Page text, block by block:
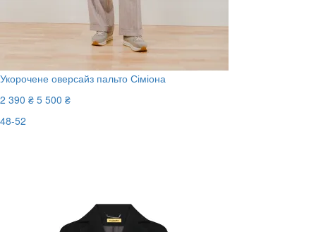
Укорочене оверсайз пальто Сіміона
2 390 ₴ 5 500 ₴
48-52